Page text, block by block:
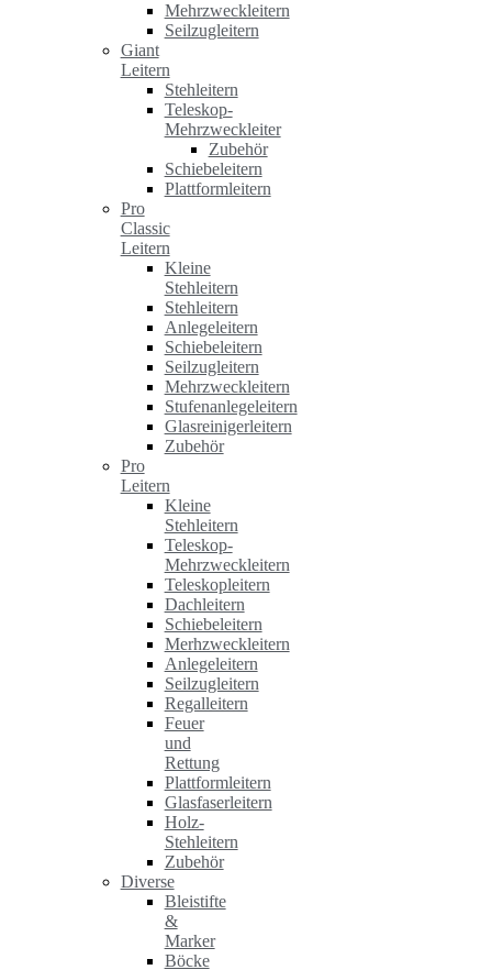
Mehrzweckleitern
Seilzugleitern
Giant
Leitern
Stehleitern
Teleskop-
Mehrzweckleiter
Zubehör
Schiebeleitern
Plattformleitern
Pro
Classic
Leitern
Kleine
Stehleitern
Stehleitern
Anlegeleitern
Schiebeleitern
Seilzugleitern
Mehrzweckleitern
Stufenanlegeleitern
Glasreinigerleitern
Zubehör
Pro
Leitern
Kleine
Stehleitern
Teleskop-
Mehrzweckleitern
Teleskopleitern
Dachleitern
Schiebeleitern
Merhzweckleitern
Anlegeleitern
Seilzugleitern
Regalleitern
Feuer
und
Rettung
Plattformleitern
Glasfaserleitern
Holz-
Stehleitern
Zubehör
Diverse
Bleistifte
&
Marker
Böcke